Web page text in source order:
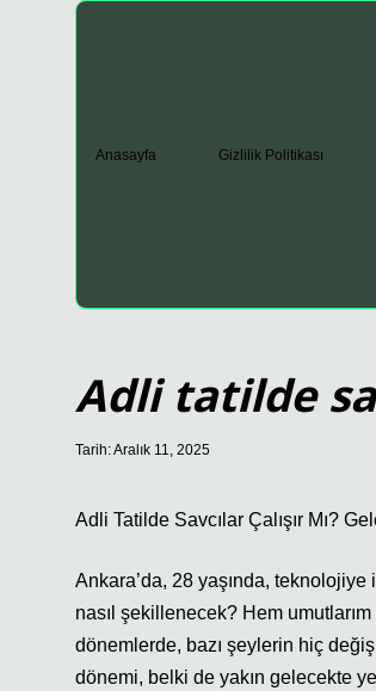
Anasayfa Gizlilik Politikası
Adli tatilde
Tarih: Aralık 11, 2025
Adli Tatilde Savcılar Çalışır Mı?
Ankara’da, 28 yaşında,
nasıl şekillenecek? Hem
dönemlerde, bazı şeylerin hiç
dönemi, belki de yakın gelecekte